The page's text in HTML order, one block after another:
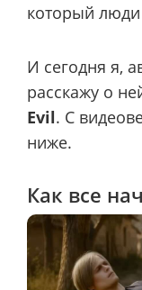
который
И сегодня я,
расскажу о
Evil. С
ниже.
Как все